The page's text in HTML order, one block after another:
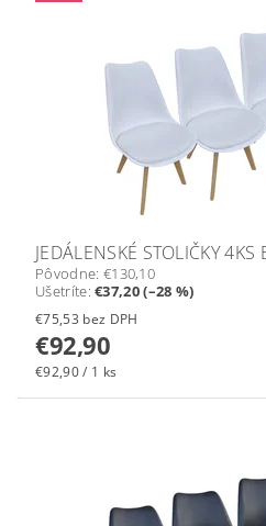
JEDÁLENSKÉ STOLIČKY 4KS
Pôvodne: €130,10
Ušetríte:€37,20 (–28 %)
€75,53 bez DPH
€92,90
€92,90 / 1 ks